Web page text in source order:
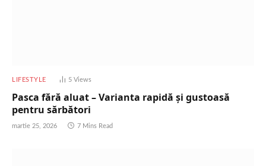
LIFESTYLE 5 Views
Pasca fără aluat – Varianta rapidă și gustoasă
pentru sărbători
martie 25, 2026 7 Mins Read